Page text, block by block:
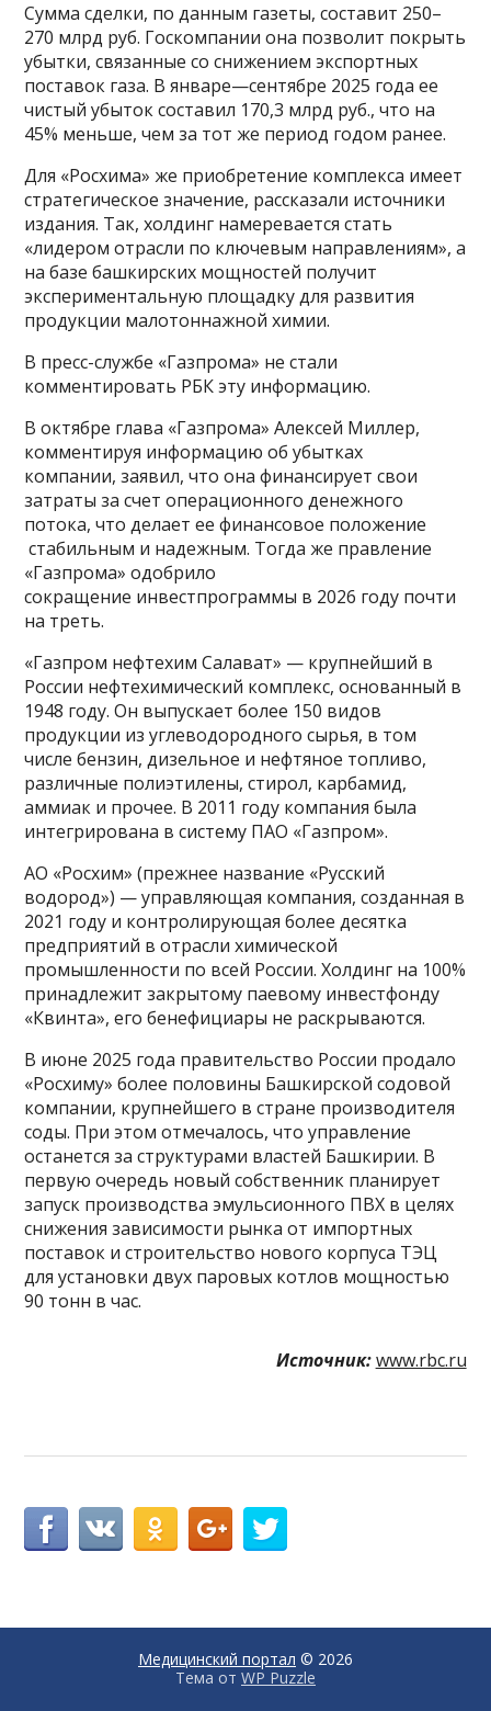
Сумма сделки, по данным газеты, составит 250–
270 млрд руб. Госкомпании она позволит покрыть
убытки, связанные со снижением экспортных
поставок газа. В январе—сентябре 2025 года ее
чистый убыток составил 170,3 млрд руб., что на
45% меньше, чем за тот же период годом ранее.
Для «Росхима» же приобретение комплекса имеет
стратегическое значение, рассказали источники
издания. Так, холдинг намеревается стать
«лидером отрасли по ключевым направлениям», а
на базе башкирских мощностей получит
экспериментальную площадку для развития
продукции малотоннажной химии.
В пресс-службе «Газпрома» не стали
комментировать РБК эту информацию.
В октябре глава «Газпрома» Алексей Миллер,
комментируя информацию об убытках
компании, заявил, что она финансирует свои
затраты за счет операционного денежного
потока, что делает ее финансовое положение
стабильным и надежным. Тогда же правление
«Газпрома» одобрило
сокращение инвестпрограммы в 2026 году почти
на треть.
«Газпром нефтехим Салават» — крупнейший в
России нефтехимический комплекс, основанный в
1948 году. Он выпускает более 150 видов
продукции из углеводородного сырья, в том
числе бензин, дизельное и нефтяное топливо,
различные полиэтилены, стирол, карбамид,
аммиак и прочее. В 2011 году компания была
интегрирована в систему ПАО «Газпром».
АО «Росхим» (прежнее название «Русский
водород») — управляющая компания, созданная в
2021 году и контролирующая более десятка
предприятий в отрасли химической
промышленности по всей России. Холдинг на 100%
принадлежит закрытому паевому инвестфонду
«Квинта», его бенефициары не раскрываются.
В июне 2025 года правительство России продало
«Росхиму» более половины Башкирской содовой
компании, крупнейшего в стране производителя
соды. При этом отмечалось, что управление
останется за структурами властей Башкирии. В
первую очередь новый собственник планирует
запуск производства эмульсионного ПВХ в целях
снижения зависимости рынка от импортных
поставок и строительство нового корпуса ТЭЦ
для установки двух паровых котлов мощностью
90 тонн в час.
Источник: www.rbc.ru
Медицинский портал © 2026
Тема от WP Puzzle